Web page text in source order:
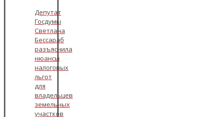
Депутат
Госдумы
Светлана
Бессараб
разъяснила
нюансы
налоговых
льгот
для
владельцев
земельных
участков